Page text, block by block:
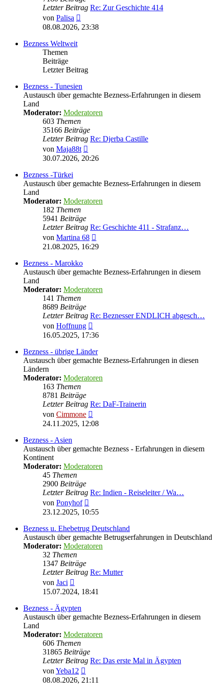
Letzter Beitrag Re: Zur Geschichte 414
von Palisa
Beitrag
08.08.2026, 23:38
Bezness Weltweit
Themen
Beiträge
Letzter Beitrag
Bezness - Tunesien
Austausch über gemachte Bezness-Erfahrungen in diesem
Land
Moderator: Moderatoren
603 Themen
35166 Beiträge
Letzter Beitrag Re: Djerba Castille
von Maja88t
Beitrag
30.07.2026, 20:26
Bezness -Türkei
Austausch über gemachte Bezness-Erfahrungen in diesem
Land
Moderator: Moderatoren
182 Themen
5941 Beiträge
Letzter Beitrag Re: Geschichte 411 - Strafanz…
von Martina 68
Beitrag
21.08.2025, 16:29
Bezness - Marokko
Austausch über gemachte Bezness-Erfahrungen in diesem
Land
Moderator: Moderatoren
141 Themen
8689 Beiträge
Letzter Beitrag Re: Beznesser ENDLICH abgesch…
von Hoffnung
Beitrag
16.05.2025, 17:36
Bezness - übrige Länder
Austausch über gemachte Bezness-Erfahrungen in diesen
Ländern
Moderator: Moderatoren
163 Themen
8781 Beiträge
Letzter Beitrag Re: DaF-Trainerin
von Cimmone
Beitrag
24.11.2025, 12:08
Bezness - Asien
Austausch über gemachte Bezness - Erfahrungen in diesem
Kontinent
Moderator: Moderatoren
45 Themen
2900 Beiträge
Letzter Beitrag Re: Indien - Reiseleiter / Wa…
von Ponyhof
Beitrag
23.12.2025, 10:55
Bezness u. Ehebetrug Deutschland
Austausch über gemachte Betrugserfahrungen in Deutschland
Moderator: Moderatoren
32 Themen
1347 Beiträge
Letzter Beitrag Re: Mutter
von Jaci
Beitrag
15.07.2024, 18:41
Bezness - Ägypten
Austausch über gemachte Bezness-Erfahrungen in diesem
Land
Moderator: Moderatoren
606 Themen
31865 Beiträge
Letzter Beitrag Re: Das erste Mal in Ägypten
von Yeba12
Beitrag
08.08.2026, 21:11